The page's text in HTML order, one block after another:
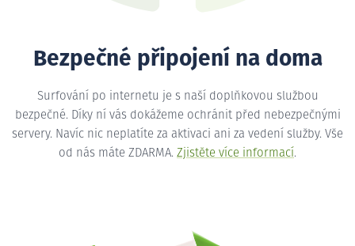
Bezpečné připojení na doma
Surfování po internetu je s naší doplňkovou službou
bezpečné. Díky ní vás dokážeme ochránit před nebezpečnými
servery. Navíc nic neplatíte za aktivaci ani za vedení služby. Vše
od nás máte ZDARMA. Zjistěte více informací.